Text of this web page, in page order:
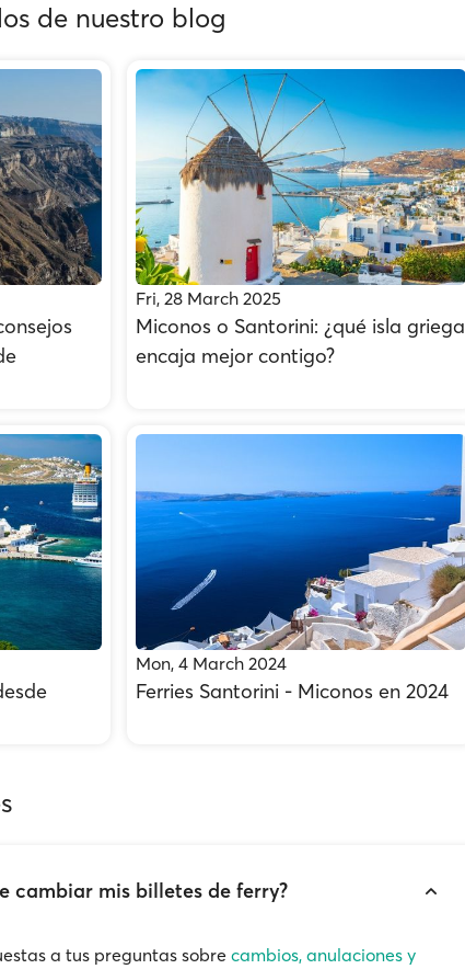
de nuestro blog
Fri, 28 March 2025
Miconos o Santorini: ¿qué isla griega
encaja mejor contigo?
Mon, 4 March 2024
Ferries Santorini - Miconos en 2024
cambiar mis billetes de ferry?
a tus preguntas sobre cambios, anulaciones y